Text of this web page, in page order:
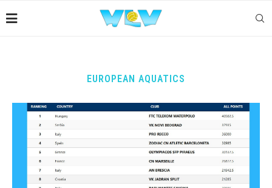
EUROPEAN AQUATICS